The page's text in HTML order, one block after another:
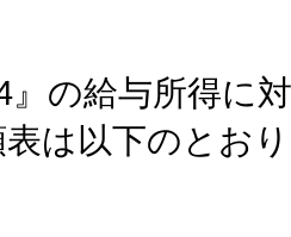
』の給与所得に
は以下のとおり